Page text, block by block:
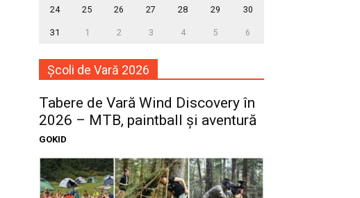
24 25 26 27 28 29 30
31 1 2 3 4 5 6
Școli de Vară 2026
Tabere de Vară Wind Discovery în
2026 – MTB, paintball și aventură
GOKID